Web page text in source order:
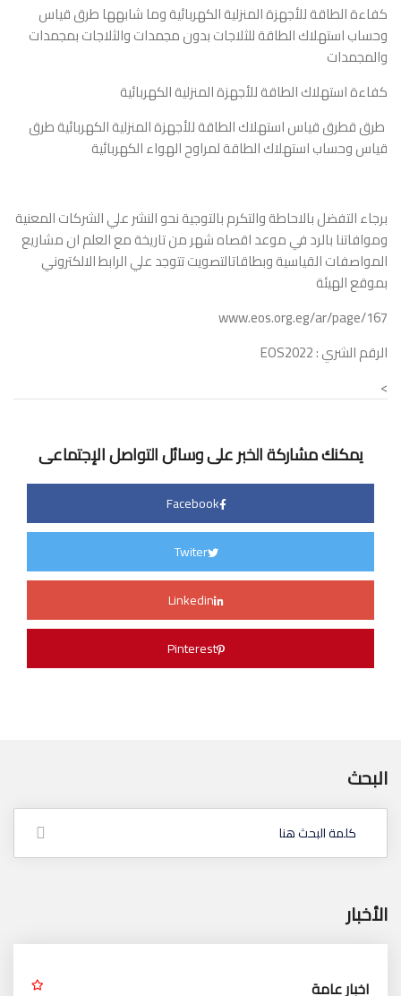
كفاءة الطاقة للأجهزة المنزلية الكهربائية وما شابهها طرق قياس
وحساب استهلاك الطاقة للثلاجات بدون مجمدات والثلاجات بمجمدات
والمجمدات
كفاءة استهلاك الطاقة للأجهزة المنزلية الكهربائية
طرق قطرق قياس استهلاك الطاقة للأجهزة المنزلية الكهربائية طرق
قياس وحساب استهلاك الطاقة لمراوح الهواء الكهربائية
برجاء التفضل بالاحاطة والتكرم بالتوجية نحو النشر علي الشركات المعنية
وموافاتنا بالرد في موعد اقصاه شهر من تاريخة مع العلم ان مشاريع
المواصفات القياسية وبطاقاتالتصويت تتوجد علي الرابط الالكتروني
بموقع الهيئة
www.eos.org.eg/ar/page/167
الرقم الشري : EOS2022
>
يمكنك مشاركة الخبر على وسائل التواصل الإجتماعى
Facebook
Twiter
Linkedin
Pinterest
البحث
الأخبار
اخبار عامة